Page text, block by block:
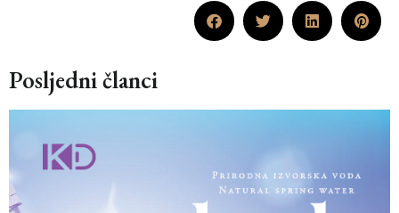
Posljedni članci